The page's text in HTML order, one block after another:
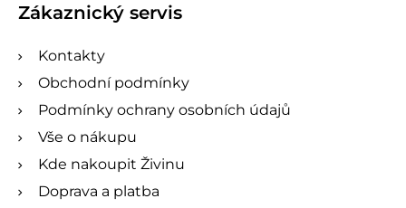
Zákaznický servis
Kontakty
Obchodní podmínky
Podmínky ochrany osobních údajů
Vše o nákupu
Kde nakoupit Živinu
Doprava a platba